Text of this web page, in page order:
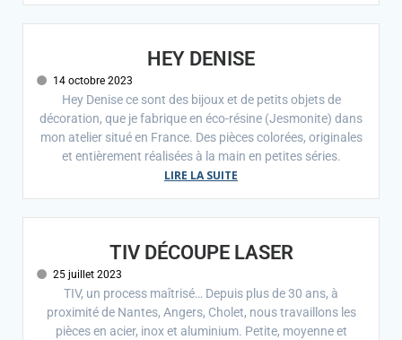
HEY DENISE
14 octobre 2023
Hey Denise ce sont des bijoux et de petits objets de
décoration, que je fabrique en éco-résine (Jesmonite) dans
mon atelier situé en France. Des pièces colorées, originales
et entièrement réalisées à la main en petites séries.
LIRE LA SUITE
TIV DÉCOUPE LASER
25 juillet 2023
TIV, un process maîtrisé… Depuis plus de 30 ans, à
proximité de Nantes, Angers, Cholet, nous travaillons les
pièces en acier, inox et aluminium. Petite, moyenne et